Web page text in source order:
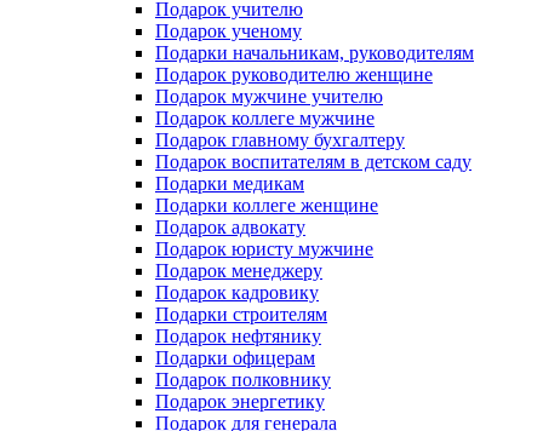
Подарок учителю
Подарок ученому
Подарки начальникам, руководителям
Подарок руководителю женщине
Подарок мужчине учителю
Подарок коллеге мужчине
Подарок главному бухгалтеру
Подарок воспитателям в детском саду
Подарки медикам
Подарки коллеге женщине
Подарок адвокату
Подарок юристу мужчине
Подарок менеджеру
Подарок кадровику
Подарки строителям
Подарок нефтянику
Подарки офицерам
Подарок полковнику
Подарок энергетику
Подарок для генерала